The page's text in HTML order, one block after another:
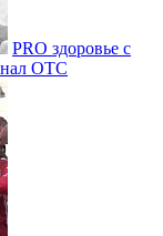
PRO здоровье с
ОТС